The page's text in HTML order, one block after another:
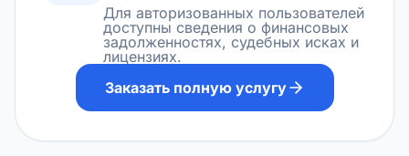
Для авторизованных пользователей
доступны сведения о финансовых
задолженностях, судебных исках и
лицензиях.
Заказать полную услугу